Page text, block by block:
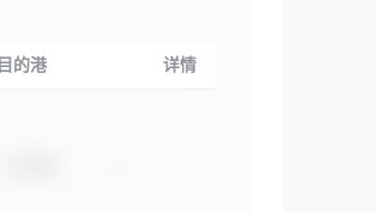
目的港 详情